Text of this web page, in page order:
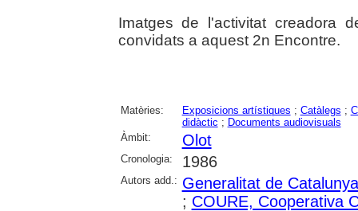
Imatges de l'activitat creadora
convidats a aquest 2n Encontre.
Matèries: Exposicions artístiques ; Catàlegs ;
didàctic ; Documents audiovisuals
Àmbit:
Olot
Cronologia: 1986
Autors add.: Generalitat de Catalunya
; COURE, Cooperativa